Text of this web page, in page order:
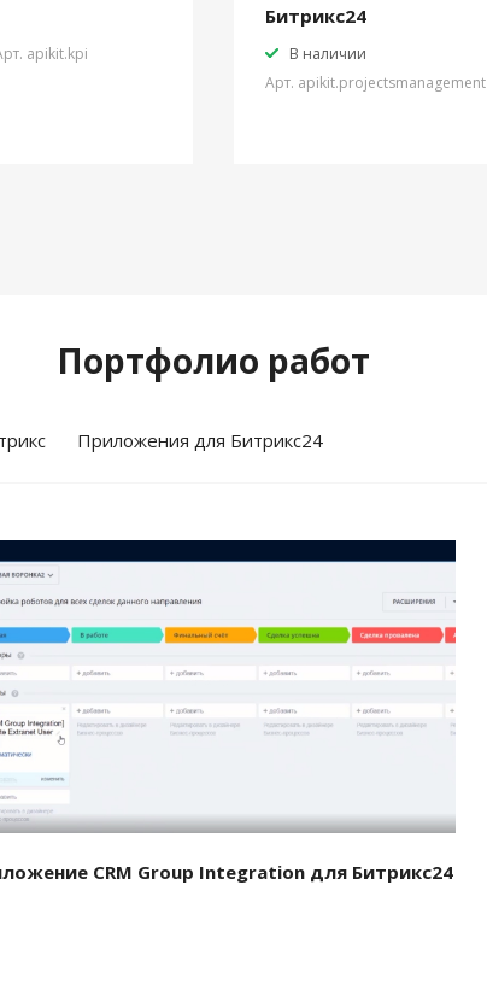
apikit.kpi
Битрикс24
В наличии
Арт. apikit.projectsmanagement
Портфолио работ
Приложения для Битрикс24
CRM Group Integration для Битрикс24